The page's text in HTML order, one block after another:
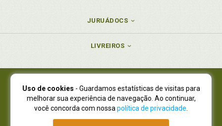
JURUÁDOCS
LIVREIROS
Juruá Editora Ltda., CNPJ 77.535.508/0001-19
Juruá Informática Ltda., CNPJ 01.701.561/0001-80
NOVO ENDEREÇO:R. Flávio Dallegrave, 7665, São Lourenço |
Curitiba - Paraná - CEP 82210-310
Uso de cookies - Guardamos estatísticas de visitas para
melhorar sua experiência de navegação. Ao continuar,
você concorda com nossa política de privacidade